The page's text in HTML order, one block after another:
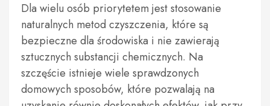
Dla wielu osób priorytetem jest stosowanie
naturalnych metod czyszczenia, które są
bezpieczne dla środowiska i nie zawierają
sztucznych substancji chemicznych. Na
szczęście istnieje wiele sprawdzonych
domowych sposobów, które pozwalają na